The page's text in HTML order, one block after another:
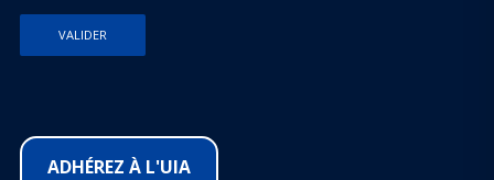
ADHÉREZ À L'UIA